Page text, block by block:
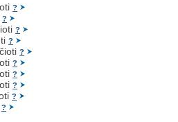
?
?
?
?
?
?
?
?
?
?